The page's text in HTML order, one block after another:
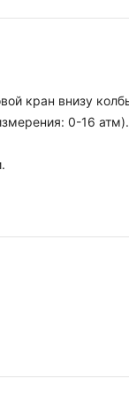
кран внизу
0-16 атм).